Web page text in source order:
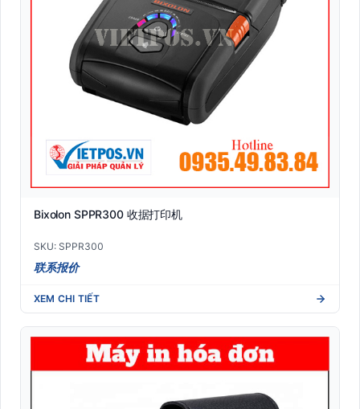
Bixolon SPPR300 收据打印机
SKU: SPPR300
联系报价
XEM CHI TIẾT